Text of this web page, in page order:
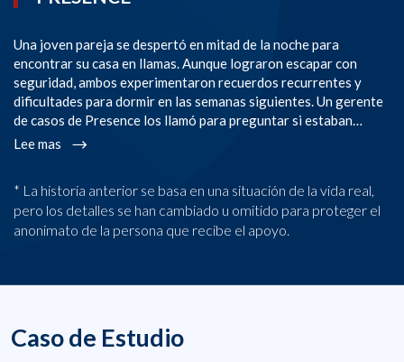
Una joven pareja se despertó en mitad de la noche para
encontrar su casa en llamas. Aunque lograron escapar con
seguridad, ambos experimentaron recuerdos recurrentes y
dificultades para dormir en las semanas siguientes. Un gerente
de casos de Presence los llamó para preguntar si estaban…
Lee mas
* La historia anterior se basa en una situación de la vida real,
pero los detalles se han cambiado u omitido para proteger el
anonimato de la persona que recibe el apoyo.
Caso de Estudio